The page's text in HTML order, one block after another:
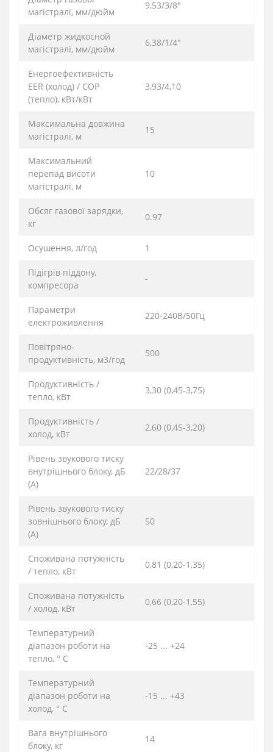
магістралі, мм/дюйм
9,53/3/8"
Діаметр жидкосной
магістралі, мм/дюйм
6,38/1/4"
Енергоефективність
EER (холод) / COP
(тепло), кВт/кВт
3,93/4,10
Максимальна довжина
магістралі, м
15
Максимальний
перепад висоти
магістралі, м
10
Обсяг газової зарядки,
кг
0.97
Осушення, л/год 1
Підігрів піддону,
компресора
-
Параметри
електроживлення
220-240В/50Гц
Повітряно-
продуктивність, м3/год
500
Продуктивність /
тепло, кВт
3,30 (0,45-3,75)
Продуктивність /
холод, кВт
2,60 (0,45-3,20)
Рівень звукового тиску
внутрішнього блоку, дБ
(А)
22/28/37
Рівень звукового тиску
зовнішнього блоку, дБ
(А)
50
Споживана потужність
/ тепло, кВт
0,81 (0,20-1,35)
Споживана потужність
/ холод, кВт
0,66 (0,20-1,55)
Температурний
діапазон роботи на
тепло, ° C
-25 ... +24
Температурний
діапазон роботи на
холод, ° C
-15 ... +43
Вага внутрішнього
блоку, кг
14